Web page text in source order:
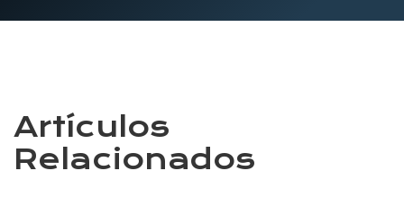
Artículos
Relacionados